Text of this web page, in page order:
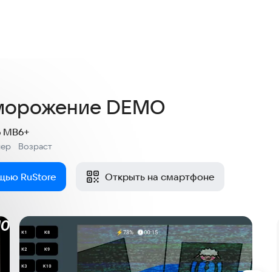
DEMO
MB
Возраст
6+
RuStore Открыть на смартфоне